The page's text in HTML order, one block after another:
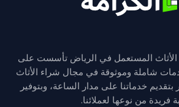
الأثاث المستعمل في الرياض تأسست على
شاملة وموثوقة في مجال شراء الأثاث
خدماتنا على مدار الساعة، وبتوفير
فريدة من نوعها لعملائنا.